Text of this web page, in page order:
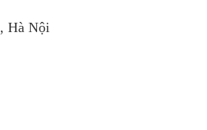
Hà Nội